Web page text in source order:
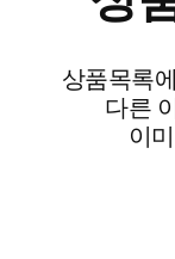
상품목록
다른
이